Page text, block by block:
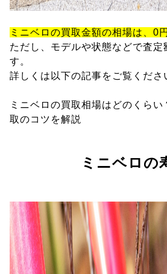
ミニベロの買取金額の相場は、0
ただし、モデルや状態などで査定
す。
詳しくは以下の記事をご覧くださ
ミニベロの買取相場はどのくら
取のコツを解説
ミニベロの